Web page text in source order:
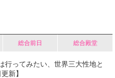
総合前日 総合殿堂
行ってみたい、世界三大性地と
新】